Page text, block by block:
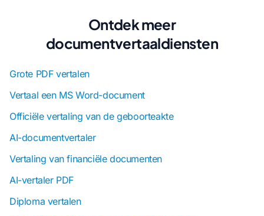
Ontdek meer
documentvertaaldiensten
Grote PDF vertalen
Vertaal een MS Word-document
Officiële vertaling van de geboorteakte
AI-documentvertaler
Vertaling van financiële documenten
AI-vertaler PDF
Diploma vertalen